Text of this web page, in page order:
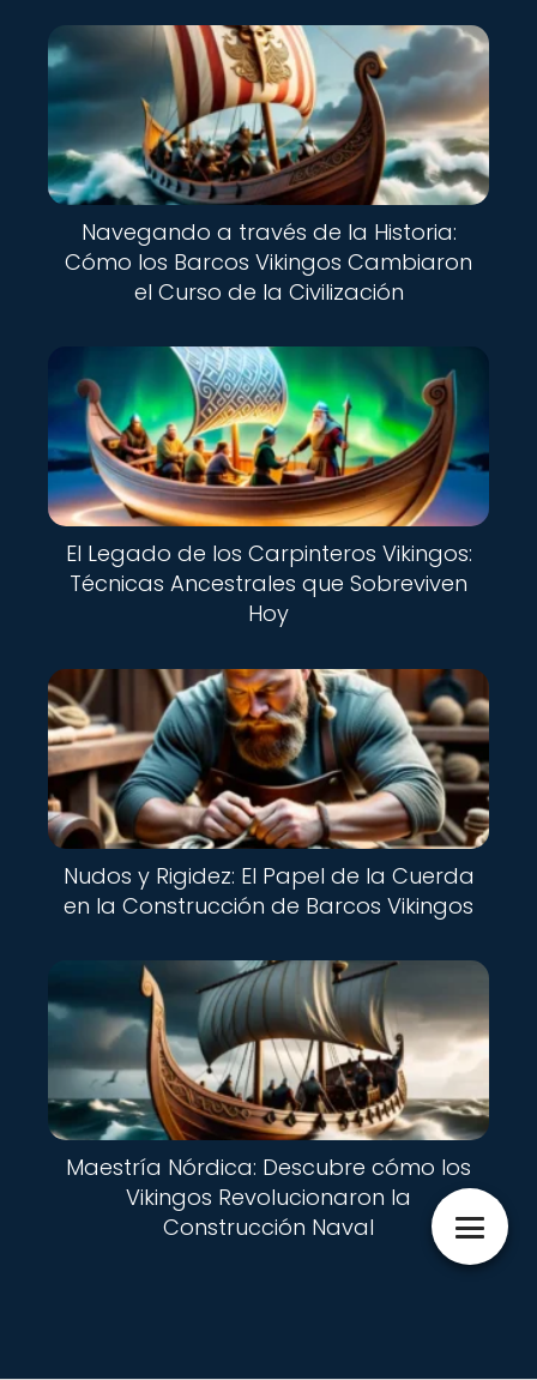
Navegando a través de la Historia:
Cómo los Barcos Vikingos Cambiaron
el Curso de la Civilización
El Legado de los Carpinteros Vikingos:
Técnicas Ancestrales que Sobreviven
Hoy
Nudos y Rigidez: El Papel de la Cuerda
en la Construcción de Barcos Vikingos
Maestría Nórdica: Descubre cómo los
Vikingos Revolucionaron la
Construcción Naval